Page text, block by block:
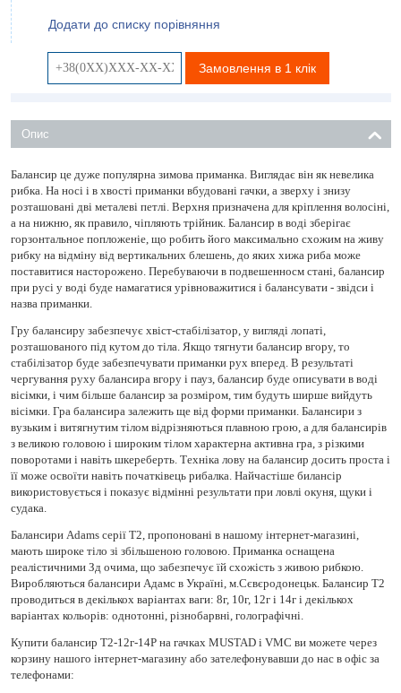
Додати до списку порівняння
Замовлення в 1 клік
Опис
Балансир це дуже популярна зимова приманка. Виглядає він як невелика
рибка. На носі і в хвості приманки вбудовані гачки, а зверху і знизу
розташовані дві металеві петлі. Верхня призначена для кріплення волосіні,
а на нижню, як правило, чіпляють трійник. Балансир в воді зберігає
горзонтальное попложеніе, що робить його максимально схожим на живу
рибку на відміну від вертикальних блешень, до яких хижа риба може
поставитися насторожено. Перебуваючи в подвешенносм стані, балансир
при русі у воді буде намагатися урівноважитися і балансувати - звідси і
назва приманки.
Гру балансиру забезпечує хвіст-стабілізатор, у вигляді лопаті,
розташованого під кутом до тіла. Якщо тягнути балансир вгору, то
стабілізатор буде забезпечувати приманки рух вперед. В результаті
чергування руху балансира вгору і пауз, балансир буде описувати в воді
вісімки, і чим більше балансир за розміром, тим будуть ширше вийдуть
вісімки. Гра балансира залежить ще від форми приманки. Балансири з
вузьким і витягнутим тілом відрізняються плавною грою, а для балансирів
з великою головою і широким тілом характерна активна гра, з різкими
поворотами і навіть шкереберть. Техніка лову на балансир досить проста і
її може освоїти навіть початківець рибалка. Найчастіше билансір
використовується і показує відмінні результати при ловлі окуня, щуки і
судака.
Балансири Adams серії Т2, пропоновані в нашому інтернет-магазині,
мають широке тіло зі збільшеною головою. Приманка оснащена
реалістичними Зд очима, що забезпечує їй схожість з живою рибкою.
Виробляються балансири Адамс в Україні, м.Сєвєродонецьк. Балансир Т2
проводиться в декількох варіантах ваги: ​​8г, 10г, 12г і 14г і декількох
варіантах кольорів: однотонні, різнобарвні, голографічні.
Купити балансир Т2-12г-14P на гачках MUSTAD і VMC ви можете через
корзину нашого інтернет-магазину або зателефонувавши до нас в офіс за
телефонами: